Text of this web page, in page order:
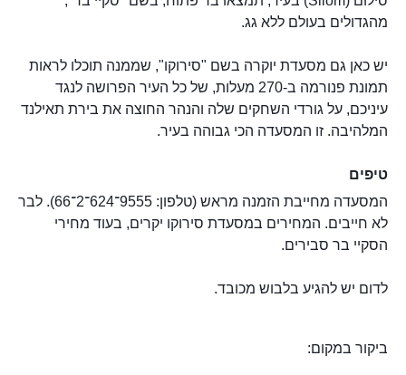
מהגדולים בעולם ללא גג.
יש כאן גם מסעדת יוקרה בשם "סירוקו", שממנה תוכלו לראות
תמונת פנורמה ב-270 מעלות, של כל העיר הפרושה לנגד
עיניכם, על גורדי השחקים שלה והנהר החוצה את בירת תאילנד
המלהיבה. זו המסעדה הכי גבוהה בעיר.
טיפים
המסעדה מחייבת הזמנה מראש (טלפון: 9555־624־2־66). לבר
לא חייבים. המחירים במסעדת סירוקו יקרים, בעוד מחירי
הסקיי בר סבירים.
לדום יש להגיע בלבוש מכובד.
ביקור במקום: